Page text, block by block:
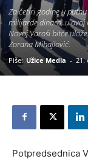
Za četiri godine u
milijarde dinara, u ovoj
Novoj Varoši bitće
Zorana Mihajlović.
Piše: Užice Media - 21.
Potpredsednica